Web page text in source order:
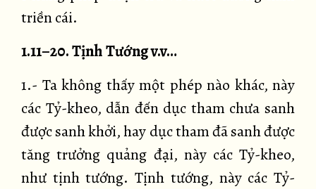
triền cái.
1.11–20. Tịnh Tướng v.v…
1.- Ta không thấy một phép nào khác, này
các Tỷ-kheo, dẫn đến dục tham chưa sanh
được sanh khởi, hay dục tham đã sanh được
tăng trưởng quảng đại, này các Tỷ-kheo,
như tịnh tướng. Tịnh tướng, này các Tỷ-